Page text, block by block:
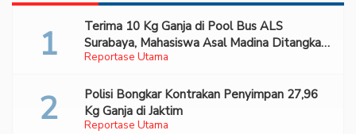
Reportase Utama
Terima 10 Kg Ganja di Pool Bus ALS
Surabaya, Mahasiswa Asal Madina Ditangkap
Bareskrim
Reportase Utama
Polisi Bongkar Kontrakan Penyimpan 27,96
Kg Ganja di Jaktim